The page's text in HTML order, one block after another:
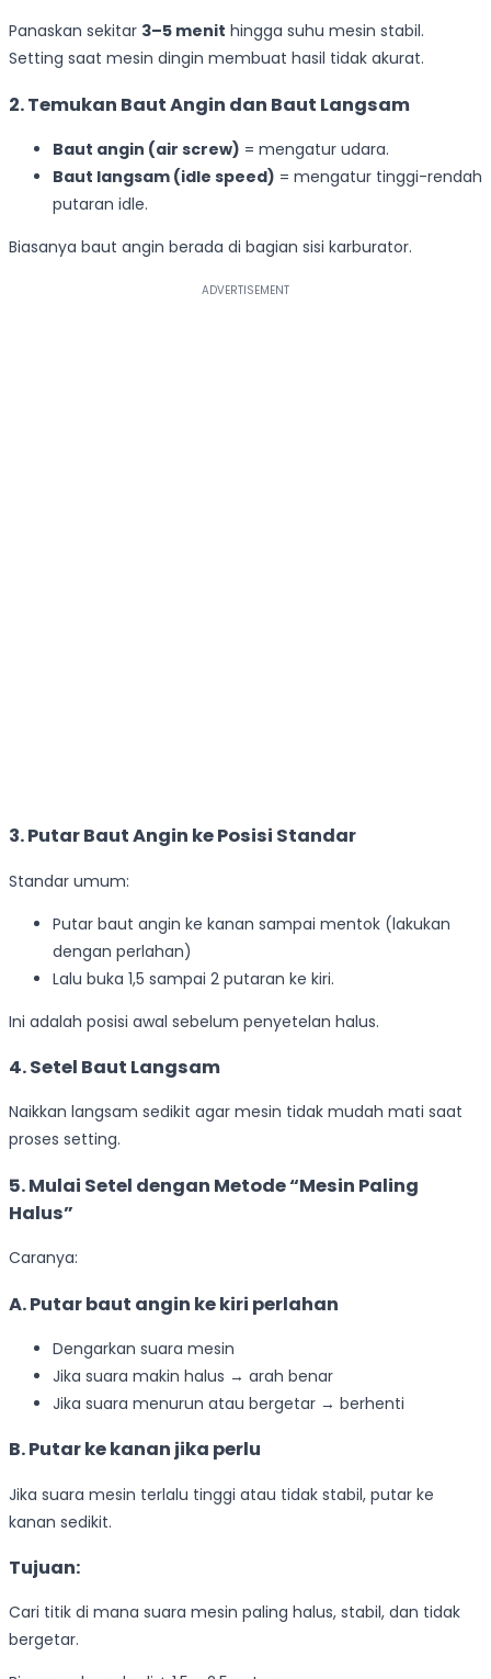
Panaskan sekitar 3–5 menit hingga suhu mesin stabil.
Setting saat mesin dingin membuat hasil tidak akurat.
2. Temukan Baut Angin dan Baut Langsam
Baut angin (air screw) = mengatur udara.
Baut langsam (idle speed) = mengatur tinggi-rendah
putaran idle.
Biasanya baut angin berada di bagian sisi karburator.
3. Putar Baut Angin ke Posisi Standar
Standar umum:
Putar baut angin ke kanan sampai mentok (lakukan
dengan perlahan)
Lalu buka 1,5 sampai 2 putaran ke kiri.
Ini adalah posisi awal sebelum penyetelan halus.
4. Setel Baut Langsam
Naikkan langsam sedikit agar mesin tidak mudah mati saat
proses setting.
5. Mulai Setel dengan Metode “Mesin Paling
Halus”
Caranya:
A. Putar baut angin ke kiri perlahan
Dengarkan suara mesin
Jika suara makin halus → arah benar
Jika suara menurun atau bergetar → berhenti
B. Putar ke kanan jika perlu
Jika suara mesin terlalu tinggi atau tidak stabil, putar ke
kanan sedikit.
Tujuan:
Cari titik di mana suara mesin paling halus, stabil, dan tidak
bergetar.